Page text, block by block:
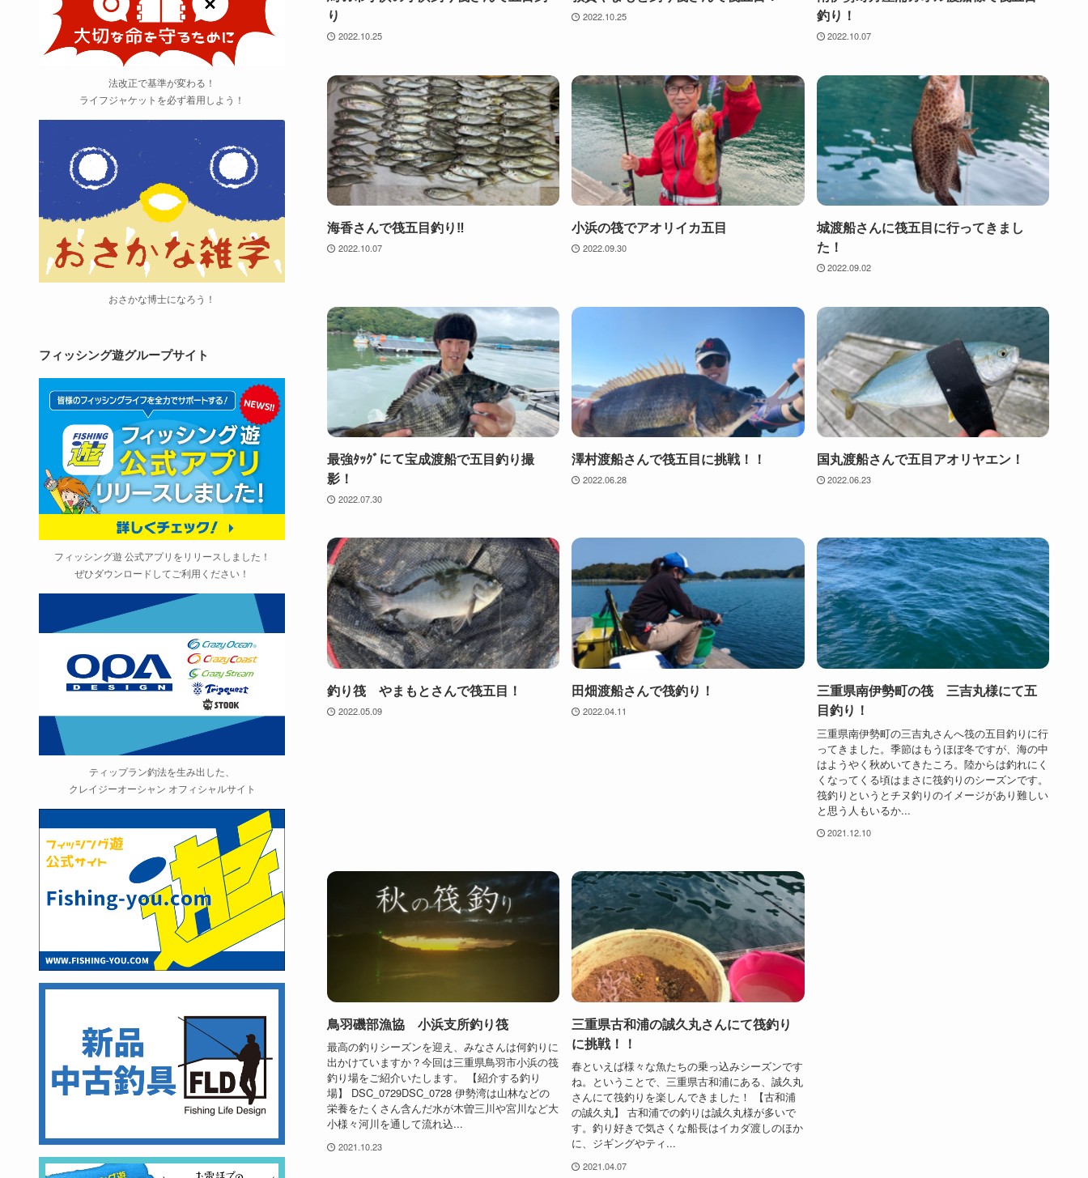
り
2022.10.25
2022.10.25
釣り！
2022.10.07
海香さんで筏五目釣り‼︎
2022.10.07
小浜の筏でアオリイカ五目
2022.09.30
城渡船さんに筏五目に行ってきまし
た！
2022.09.02
最強ﾀｯｸﾞにて宝成渡船で五目釣り撮
影！
2022.07.30
澤村渡船さんで筏五目に挑戦！！
2022.06.28
国丸渡船さんで五目アオリヤエン！
2022.06.23
釣り筏 やまもとさんで筏五目！
2022.05.09
田畑渡船さんで筏釣り！
2022.04.11
三重県南伊勢町の筏 三吉丸様にて五
目釣り！
三重県南伊勢町の三吉丸さんへ筏の五目釣りに行
ってきました。季節はもうほぼ冬ですが、海の中
はようやく秋めいてきたころ。陸からは釣れにく
くなってくる頃はまさに筏釣りのシーズンです。
筏釣りというとチヌ釣りのイメージがあり難しい
と思う人もいるか...
2021.12.10
鳥羽磯部漁協 小浜支所釣り筏
最高の釣りシーズンを迎え、みなさんは何釣りに
出かけていますか？今回は三重県鳥羽市小浜の筏
釣り場をご紹介いたします。 【紹介する釣り
場】 DSC_0729DSC_0728 伊勢湾は山林などの
栄養をたくさん含んだ水が木曽三川や宮川など大
小様々河川を通して流れ込...
2021.10.23
三重県古和浦の誠久丸さんにて筏釣り
に挑戦！！
春といえば様々な魚たちの乗っ込みシーズンです
ね。ということで、三重県古和浦にある、誠久丸
さんにて筏釣りを楽しんできました！ 【古和浦
の誠久丸】 古和浦での釣りは誠久丸様が多いで
す。釣り好きで気さくな船長はイカダ渡しのほか
に、ジギングやティ...
2021.04.07
法改正で基準が変わる！
ライフジャケットを必ず着用しよう！
おさかな博士になろう！
フィッシング遊グループサイト
フィッシング遊 公式アプリをリリースしました！
ぜひダウンロードしてご利用ください！
ティップラン釣法を生み出した、
クレイジーオーシャン オフィシャルサイト